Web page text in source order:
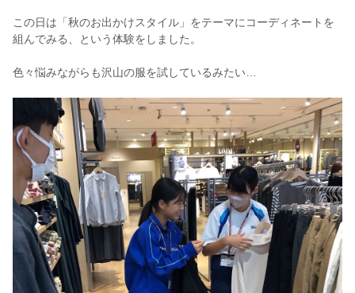
この日は「秋のお出かけスタイル」をテーマにコーディネートを
組んでみる、という体験をしました。
色々悩みながらも沢山の服を試しているみたい…